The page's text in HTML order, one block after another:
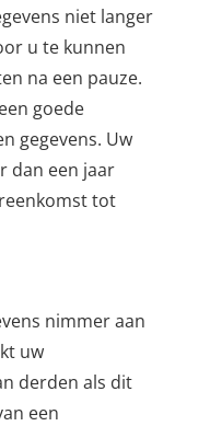
niet langer
u te kunnen
na een pauze.
goede
gegevens. Uw
dan een jaar
tot
nimmer aan
uw
derden als dit
een